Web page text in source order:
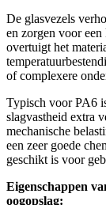
De glasvezels
en zorgen voor
overtuigt het
of complexere
Typisch voor PA6
slagvastheid extra
mechanische
een zeer goede
geschikt is voor
Eigenschappen
oogopslag: